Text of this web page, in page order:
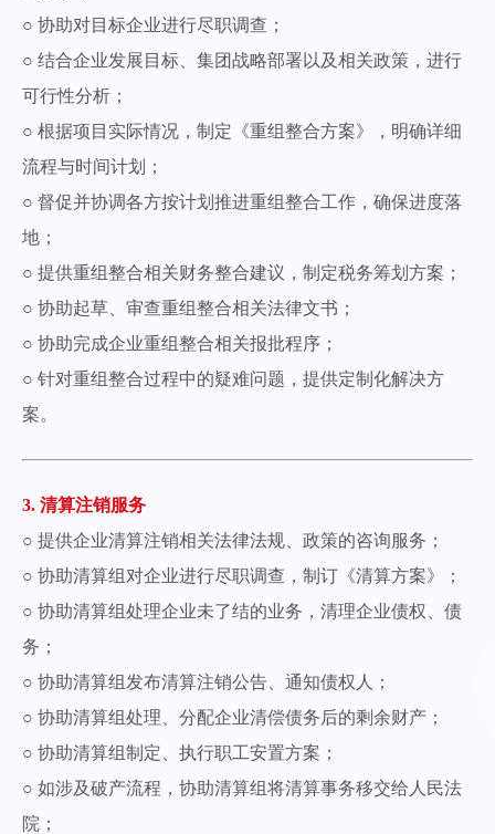
○ 协助对目标企业进行尽职调查；
○ 结合企业发展目标、集团战略部署以及相关政策，进行
可行性分析；
○ 根据项目实际情况，制定《重组整合方案》，明确详细
流程与时间计划；
○ 督促并协调各方按计划推进重组整合工作，确保进度落
地；
○ 提供重组整合相关财务整合建议，制定税务筹划方案；
○ 协助起草、审查重组整合相关法律文书；
○ 协助完成企业重组整合相关报批程序；
○ 针对重组整合过程中的疑难问题，提供定制化解决方
案。
3. 清算注销服务
○ 提供企业清算注销相关法律法规、政策的咨询服务；
○ 协助清算组对企业进行尽职调查，制订《清算方案》；
○ 协助清算组处理企业未了结的业务，清理企业债权、债
务；
○ 协助清算组发布清算注销公告、通知债权人；
○ 协助清算组处理、分配企业清偿债务后的剩余财产；
○ 协助清算组制定、执行职工安置方案；
○ 如涉及破产流程，协助清算组将清算事务移交给人民法
院；